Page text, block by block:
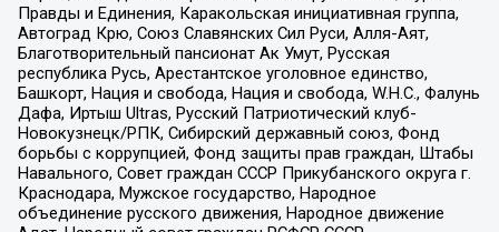
Правды и Единения, Каракольская инициативная группа,
Автоград Крю, Союз Славянских Сил Руси, Алля-Аят,
Благотворительный пансионат Ак Умут, Русская
республика Русь, Арестантское уголовное единство,
Башкорт, Нация и свобода, Нация и свобода, W.H.С., Фалунь
Дафа, Иртыш Ultras, Русский Патриотический клуб-
Новокузнецк/РПК, Сибирский державный союз, Фонд
борьбы с коррупцией, Фонд защиты прав граждан, Штабы
Навального, Совет граждан СССР Прикубанского округа г.
Краснодара, Мужское государство, Народное
объединение русского движения, Народное движение